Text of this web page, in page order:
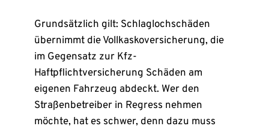
Grundsätzlich gilt: Schlaglochschäden
übernimmt die Vollkaskoversicherung, die
im Gegensatz zur Kfz-
Haftpflichtversicherung Schäden am
eigenen Fahrzeug abdeckt. Wer den
Straßenbetreiber in Regress nehmen
möchte, hat es schwer, denn dazu muss